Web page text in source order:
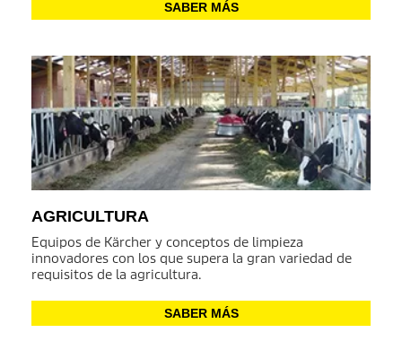
SABER MÁS
AGRICULTURA
Equipos de Kärcher y conceptos de limpieza
innovadores con los que supera la gran variedad de
requisitos de la agricultura.
SABER MÁS